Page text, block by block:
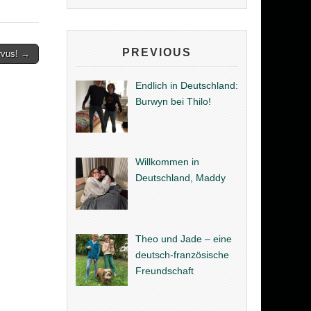
→ PREVIOUS
Endlich in Deutschland:
Burwyn bei Thilo!
Willkommen in
Deutschland, Maddy
Theo und Jade – eine
deutsch-französische
Freundschaft